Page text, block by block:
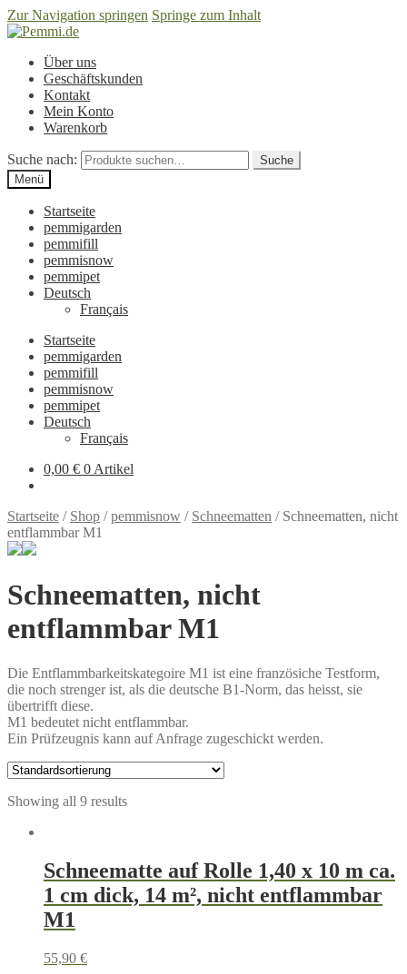
Zur Navigation springen Springe zum Inhalt
Über uns
Geschäftskunden
Kontakt
Mein Konto
Warenkorb
Suche nach:
Suche
Menü
Startseite
pemmigarden
pemmifill
pemmisnow
pemmipet
Deutsch
Français
Startseite
pemmigarden
pemmifill
pemmisnow
pemmipet
Deutsch
Français
0,00 € 0 Artikel
Startseite / Shop /pemmisnow / Schneematten / Schneematten, nicht
entflammbar M1
Schneematten, nicht
entflammbar M1
Die Entflammbarkeitskategoire M1 ist eine französiche Testform,
die noch strenger ist, als die deutsche B1-Norm, das heisst, sie
übertrifft diese.
M1 bedeutet nicht entflammbar.
Ein Prüfzeugnis kann auf Anfrage zugeschickt werden.
Showing all 9 results
Schneematte auf Rolle 1,40 x 10 m ca.
1 cm dick, 14 m², nicht entflammbar
M1
55,90 €